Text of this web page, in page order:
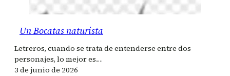
Un Bocatas naturista
Letreros, cuando se trata de entenderse entre dos
personajes, lo mejor es…
3 de junio de 2026